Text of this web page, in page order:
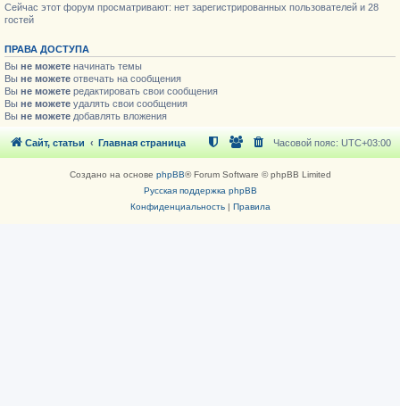
Сейчас этот форум просматривают: нет зарегистрированных пользователей и 28
гостей
ПРАВА ДОСТУПА
Вы не можете начинать темы
Вы не можете отвечать на сообщения
Вы не можете редактировать свои сообщения
Вы не можете удалять свои сообщения
Вы не можете добавлять вложения
Сайт, статьи Главная страница Часовой пояс: UTC+03:00
Создано на основе phpBB® Forum Software © phpBB Limited
Русская поддержка phpBB
Конфиденциальность| Правила